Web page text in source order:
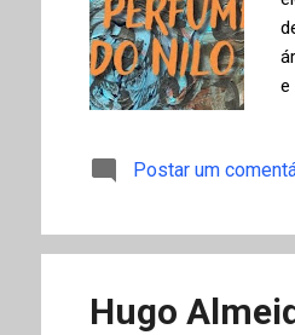
e
Postar um
Hugo